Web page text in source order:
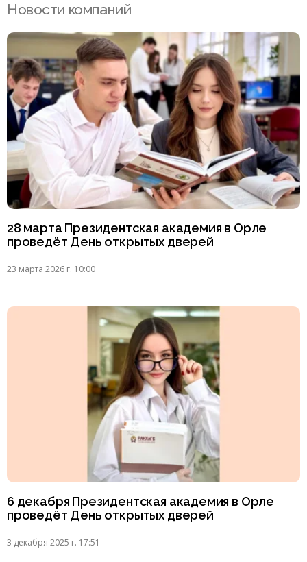
Новости компаний
28 марта Президентская академия в Орле
проведёт День открытых дверей
23 марта 2026 г. 10:00
6 декабря Президентская академия в Орле
проведёт День открытых дверей
3 декабря 2025 г. 17:51